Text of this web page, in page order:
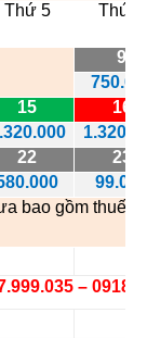
Thứ 5 Thứ 6
9
15
16
22
23
bao gồm thuế
–